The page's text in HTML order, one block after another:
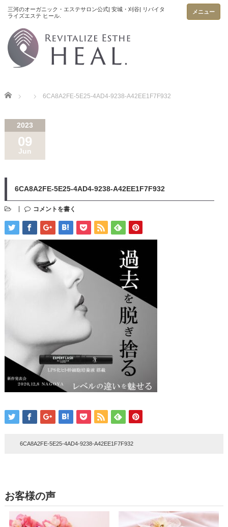
メニュー
Home 6CA8A2FE-5E25-4AD4-9238-A42EE1F7F932
2023
09
Jun
6CA8A2FE-5E25-4AD4-9238-A42EE1F7F932
コメントを書く
6CA8A2FE-5E25-4AD4-9238-A42EE1F7F932
お客様の声